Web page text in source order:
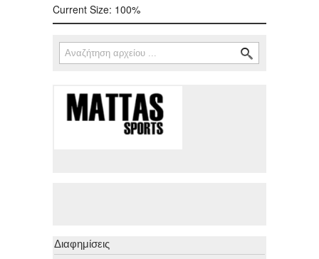
Current Size: 100%
Φόρμα αναζήτησης
Αναζήτηση
Διαφημίσεις